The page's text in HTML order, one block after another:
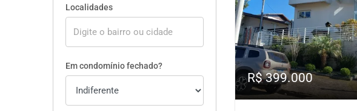
Localidades
Em condomínio fechado?
R$ 399.000